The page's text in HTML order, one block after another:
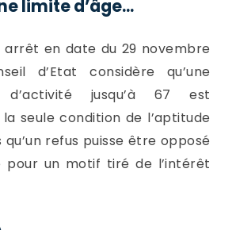
limite d’âge...
arrêt en date du 29 novembre
d’Etat considère qu’une
d’activité jusqu’à 67 est
seule condition de l’aptitude
qu’un refus puisse être opposé
pour un motif tiré de l’intérêt